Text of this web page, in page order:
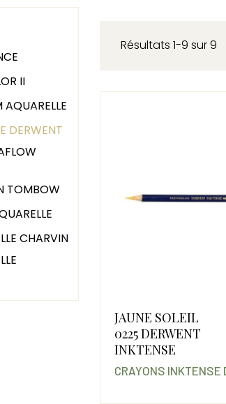
II
AQUARELLE
DERWENT
TOMBOW
CHARVIN
Résultats 1-9 sur 9
JAUNE SOLEIL
0225 DERWENT
INKTENSE
CRAYONS INKTENSE